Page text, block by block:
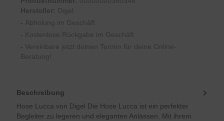
Hersteller: Digel
- Abholung im Geschäft
- Kostenlose Rückgabe im Geschäft
- Vereinbare jetzt deinen Termin für deine Online-
Beratung!
Beschreibung
Hose Lucca von Digel Die Hose Lucca ist ein perfekter
Begleiter zu legeren und eleganten Anlässen. Mit ihrem